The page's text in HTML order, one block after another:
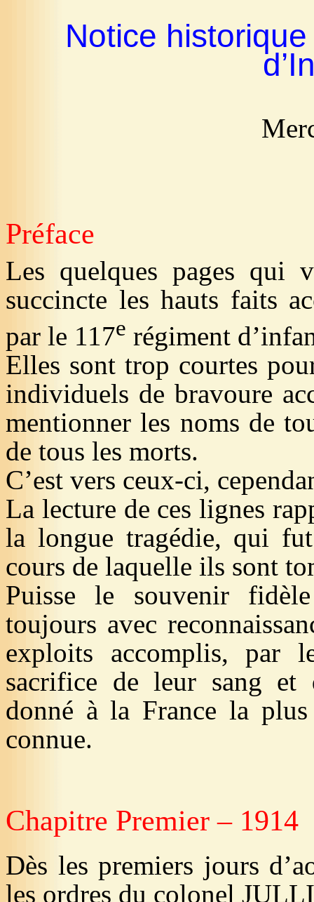
Notice
Préface
Les quelques pages qui
succincte les hauts faits
par le 117e régiment
Elles sont trop courtes
individuels debravoure
mentionner les noms de
de tous les morts.
C’est vers ceux-ci,
La lecture de ces lignes
la longue tragédie, qui
cours de laquelle ils sont
Puisse le souvenir
toujours avec
exploits accomplis, par
sacrifice de leur sang et
donné à la France la
connue.
Chapitre Premier – 1914
Dès les premiers jours
les ordres du colonel